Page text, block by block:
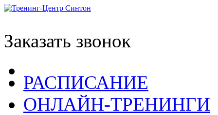
Заказать звонок
РАСПИСАНИЕ
ОНЛАЙН-ТРЕНИНГИ